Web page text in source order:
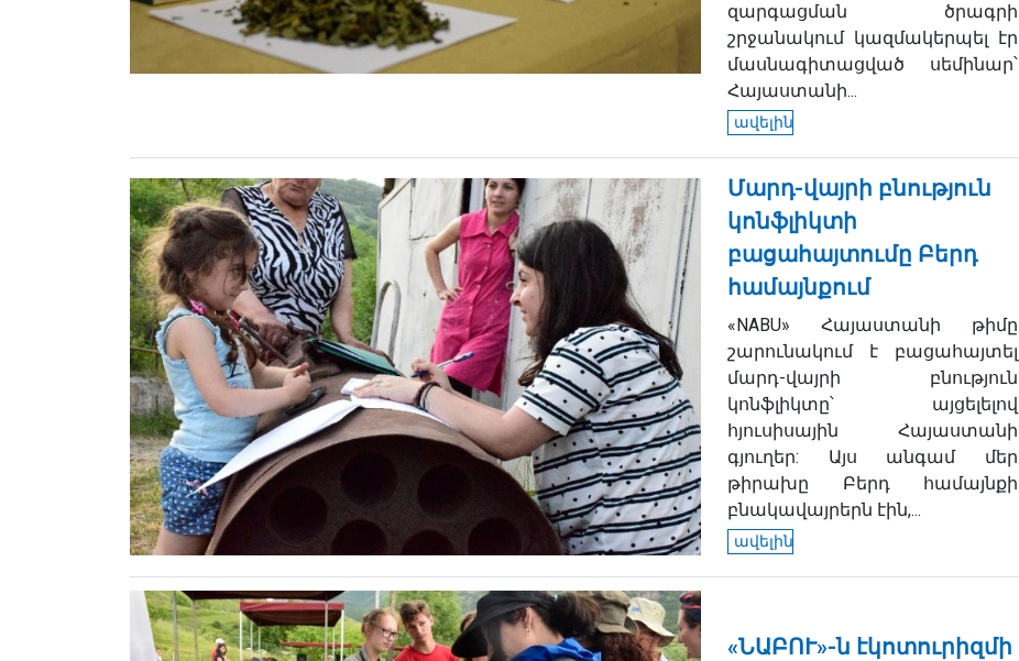
զարգացման ծրագրի
շրջանակում կազմակերպել էր
մասնագիտացված սեմինար՝
Հայաստանի...
ավելին
Մարդ-վայրի բնություն
կոնֆլիկտի
բացահայտումը Բերդ
համայնքում
«NABU» Հայաստանի թիմը
շարունակում է բացահայտել
մարդ-վայրի բնություն
կոնֆլիկտը՝ այցելելով
հյուսիսային Հայաստանի
գյուղեր: Այս անգամ մեր
թիրախը Բերդ համայնքի
բնակավայրերն էին,...
ավելին
«ՆԱԲՈՒ»-ն էկոտուրիզմի